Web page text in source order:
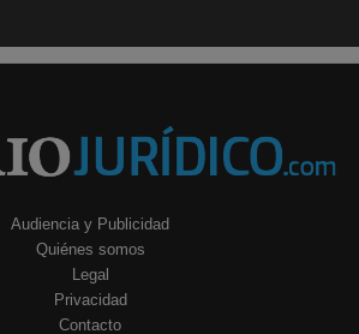
Audiencia y Publicidad
Quiénes somos
Legal
Privacidad
Contacto